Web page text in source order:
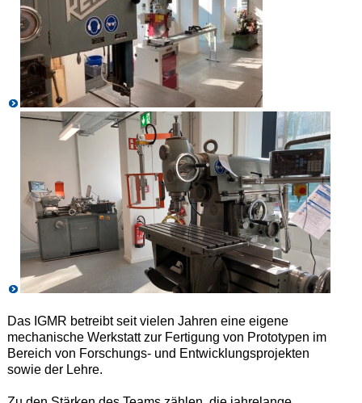
Das IGMR betreibt seit vielen Jahren eine eigene
mechanische Werkstatt zur Fertigung von Prototypen im
Bereich von Forschungs- und Entwicklungsprojekten
sowie der Lehre.